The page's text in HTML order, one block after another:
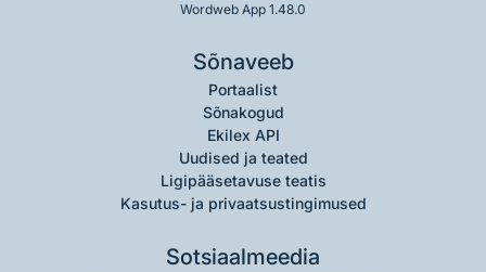
Wordweb App 1.48.0
Sõnaveeb
Portaalist
Sõnakogud
Ekilex API
Uudised ja teated
Ligipääsetavuse teatis
Kasutus- ja privaatsustingimused
Sotsiaalmeedia